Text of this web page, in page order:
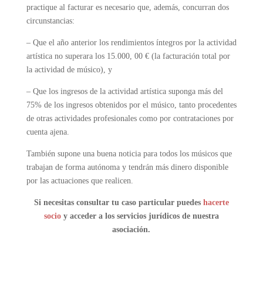
practique al facturar es necesario que, además, concurran dos
circunstancias:
– Que el año anterior los rendimientos íntegros por la actividad
artística no superara los 15.000, 00 € (la facturación total por
la actividad de músico), y
– Que los ingresos de la actividad artística suponga más del
75% de los ingresos obtenidos por el músico, tanto procedentes
de otras actividades profesionales como por contrataciones por
cuenta ajena.
También supone una buena noticia para todos los músicos que
trabajan de forma autónoma y tendrán más dinero disponible
por las actuaciones que realicen.
Si necesitas consultar tu caso particular puedes hacerte
socioy acceder a los servicios jurídicos de nuestra
asociación.